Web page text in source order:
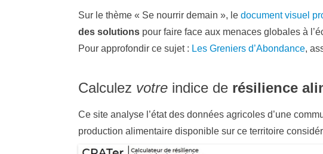
Sur le thème « Se nourrir demain », le document visuel
des solutions pour faire face aux menaces globales à
Pour approfondir ce sujet : Les Greniers d’Abondance,
Calculez votre indice de résilience
Ce site analyse l’état des données agricoles d’une
production alimentaire disponible sur ce territoire